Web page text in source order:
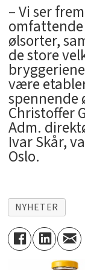
– Vi ser
ølsorter,
de store
være
spennende
Christoffer
Adm.
Ivar Skår,
Oslo.
NYHETER